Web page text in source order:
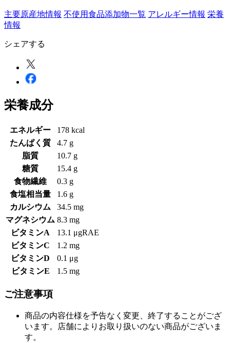
主要原産地情報 不使用食品添加物一覧 アレルギー情報 栄養
情報
シェアする
栄養成分
エネルギー
178 kcal
たんぱく質
4.7 g
脂質
10.7 g
糖質
15.4 g
食物繊維
0.3 g
食塩相当量
1.6 g
カルシウム
34.5 mg
マグネシウム 8.3 mg
ビタミンA
13.1 μgRAE
ビタミンC
1.2 mg
ビタミンD
0.1 μg
ビタミンE
1.5 mg
ご注意事項
商品の内容仕様を予告なく変更、終了することがござ
います。店舗によりお取り扱いのない商品がございま
す。